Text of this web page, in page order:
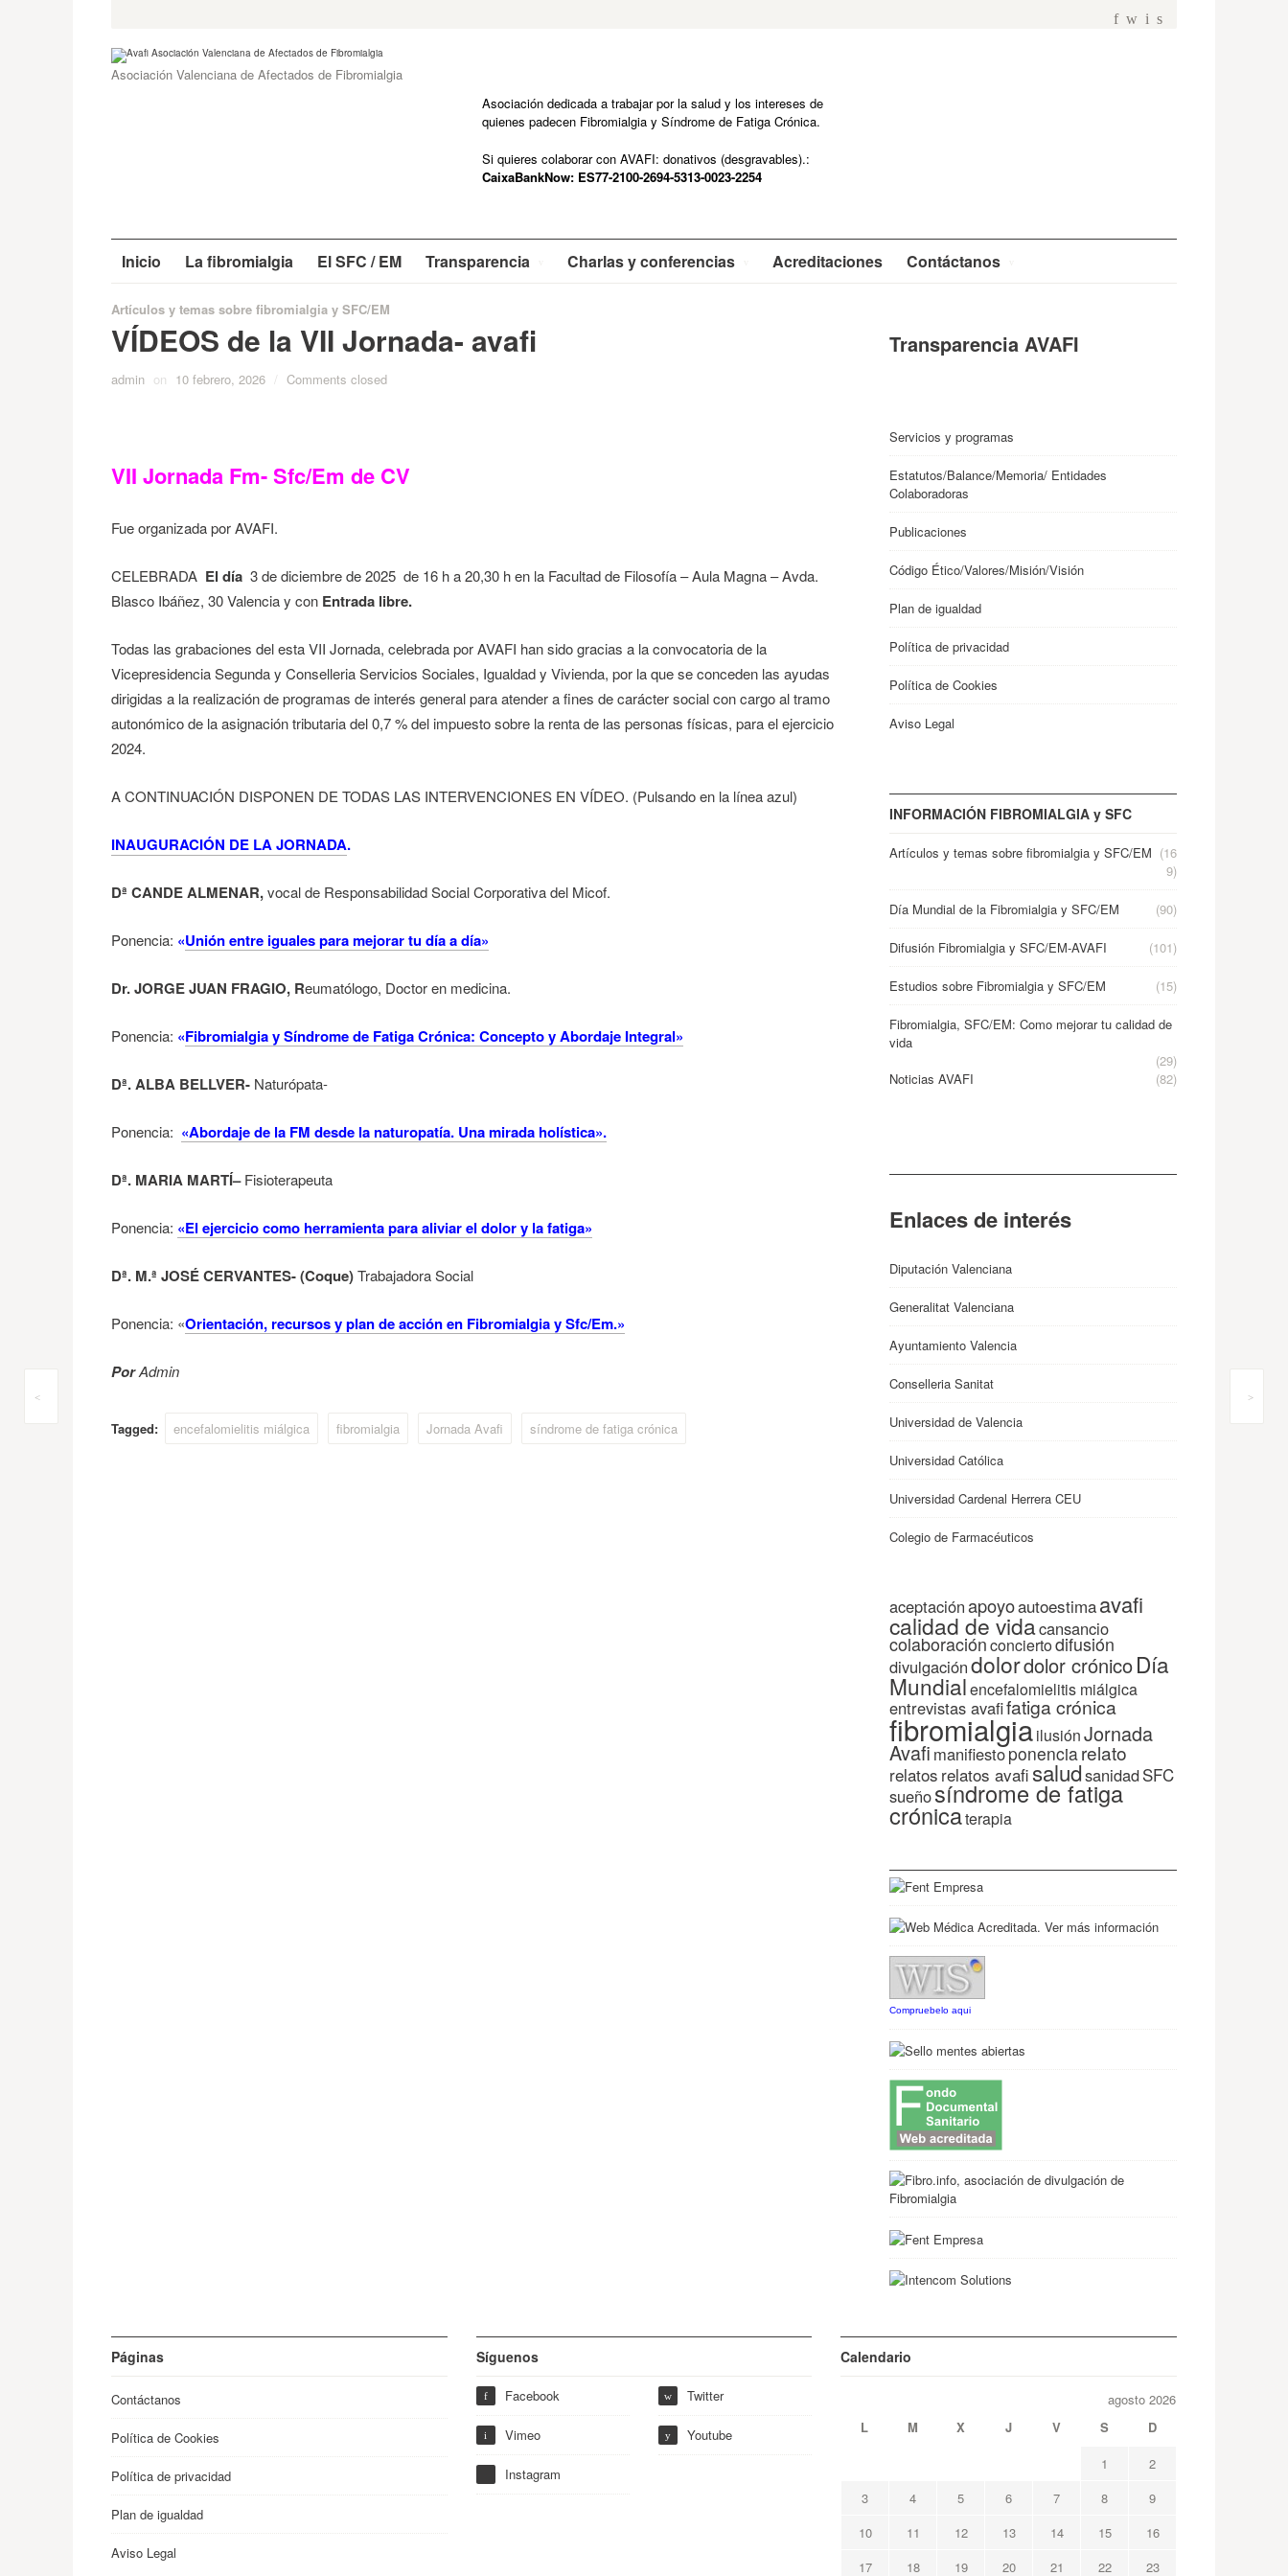
f w i s
Asociación Valenciana de Afectados de Fibromialgia
Asociación dedicada a trabajar por la salud y los intereses de
quienes padecen Fibromialgia y Síndrome de Fatiga Crónica.
Si quieres colaborar con AVAFI: donativos (desgravables).:
CaixaBankNow: ES77-2100-2694-5313-0023-2254
Inicio La fibromialgia El SFC / EM Transparencia Charlas y conferencias Acreditaciones Contáctanos
Post
navigation
< >
Artículos y temas sobre fibromialgia y SFC/EM
VÍDEOS de la VII Jornada- avafi
admin on 10 febrero, 2026 / Comments closed
VII Jornada Fm- Sfc/Em de CV
Fue organizada por AVAFI.
CELEBRADA El día 3 de diciembre de 2025 de 16 h a 20,30 h en la Facultad de Filosofía – Aula Magna – Avda.
Blasco Ibáñez, 30 Valencia y con Entrada libre.
Todas las grabaciones del esta VII Jornada, celebrada por AVAFI han sido gracias a la convocatoria de la
Vicepresidencia Segunda y Conselleria Servicios Sociales, Igualdad y Vivienda, por la que se conceden las ayudas
dirigidas a la realización de programas de interés general para atender a fines de carácter social con cargo al tramo
autonómico de la asignación tributaria del 0,7 % del impuesto sobre la renta de las personas físicas, para el ejercicio
2024.
A CONTINUACIÓN DISPONEN DE TODAS LAS INTERVENCIONES EN VÍDEO. (Pulsando en la línea azul)
INAUGURACIÓN DE LA JORNADA.
Dª CANDE ALMENAR,vocal de Responsabilidad Social Corporativa del Micof.
Ponencia: «Unión entre iguales para mejorar tu día a día»
Dr. JORGE JUAN FRAGIO, Reumatólogo, Doctor en medicina.
Ponencia: «Fibromialgia y Síndrome de Fatiga Crónica: Concepto y Abordaje Integral»
Dª.ALBA BELLVER- Naturópata-
Ponencia: «Abordaje de la FM desde la naturopatía. Una mirada holística».
Dª. MARIA MARTÍ–Fisioterapeuta
Ponencia: «El ejercicio como herramienta para aliviar el dolor y la fatiga»
Dª. M.ª JOSÉ CERVANTES- (Coque)Trabajadora Social
Ponencia: «Orientación, recursos y plan de acción en Fibromialgia y Sfc/Em.»
PorAdmin
Tagged: encefalomielitis miálgica fibromialgia Jornada Avafi síndrome de fatiga crónica
Transparencia AVAFI
Servicios y programas
Estatutos/Balance/Memoria/ Entidades
Colaboradoras
Publicaciones
Código Ético/Valores/Misión/Visión
Plan de igualdad
Política de privacidad
Política de Cookies
Aviso Legal
INFORMACIÓN FIBROMIALGIA y SFC
Artículos y temas sobre fibromialgia y SFC/EM (16
9)
Día Mundial de la Fibromialgia y SFC/EM (90)
Difusión Fibromialgia y SFC/EM-AVAFI (101)
Estudios sobre Fibromialgia y SFC/EM (15)
Fibromialgia, SFC/EM: Como mejorar tu calidad de
vida
(29)
Noticias AVAFI
(82)
Enlaces de interés
Diputación Valenciana
Generalitat Valenciana
Ayuntamiento Valencia
Conselleria Sanitat
Universidad de Valencia
Universidad Católica
Universidad Cardenal Herrera CEU
Colegio de Farmacéuticos
aceptaciónapoyoautoestimaavafi
calidad de vidacansancio
colaboraciónconciertodifusión
divulgacióndolordolor crónicoDía
Mundialencefalomielitis miálgica
entrevistas avafifatiga crónica
fibromialgiailusiónJornada
Avafi manifiestoponenciarelato
relatos relatos avafisaludsanidadSFC
sueñosíndrome de fatiga
crónicaterapia
Compruebelo aqui
Páginas
Contáctanos
Política de Cookies
Política de privacidad
Plan de igualdad
Aviso Legal
Síguenos
f Facebook w Twitter
i Vimeo y Youtube
Instagram
Calendario
agosto 2026
L
M X J V S
D
1
2
3
4 5 6 7 8
9
10
11 12 13 14 15
16
17
18 19 20 21 22 23